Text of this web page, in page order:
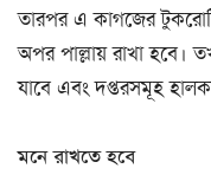
তারপর এ কাগজের
অপর পাল্লায় রাখা হবে।
যাবে এবং দপ্তরসমূহ
মনে রাখতে হবে